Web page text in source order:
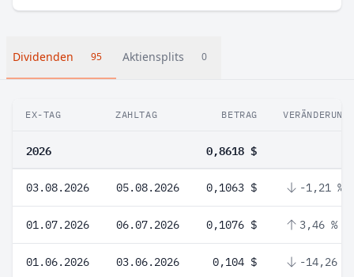
Dividenden 95 Aktiensplits 0
EX-TAG ZAHLTAG BETRAG VERÄNDERUNG
2026 0,8618 $
03.08.2026 05.08.2026 0,1063 $ -1,21 %
01.07.2026 06.07.2026 0,1076 $ 3,46 %
01.06.2026 03.06.2026 0,104 $ -14,26 %